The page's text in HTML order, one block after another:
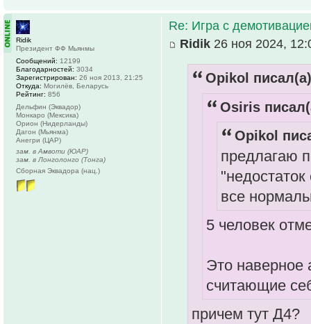
Re: Игра с
Ridik 26 ноя 2024,
Opikol
Osiris
Opikol
предлагаю
все
5 человек
Это
считающие
причем тут Д4?
Ridik
Президент ФФ Мьянмы
Сообщений: 12199
Благодарностей: 3034
Зарегистрирован: 26 ноя 2013, 21:25
Откуда: Могилёв, Беларусь
Рейтинг: 856
Дельфин (Эквадор)
Монкаро (Мексика)
Орион (Нидерланды)
Дагон (Мьянма)
Анегри (ЦАР)
зам. в Амвоти (ЮАР)
зам. в Лонголонго (Тонга)
Сборная Эквадора (нац.)